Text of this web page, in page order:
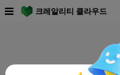
크레알리티 클라우드